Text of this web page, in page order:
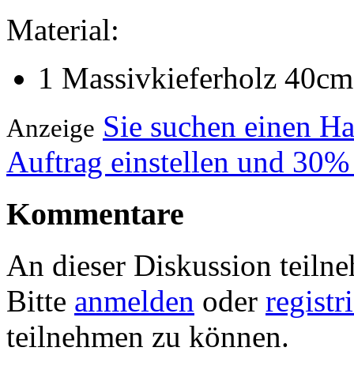
Material:
1 Massivkieferholz
Anzeige Sie suchen einen
Auftrag einstellen und
Kommentare
An dieser Diskussion
Bitte anmelden oder
teilnehmen zu können.